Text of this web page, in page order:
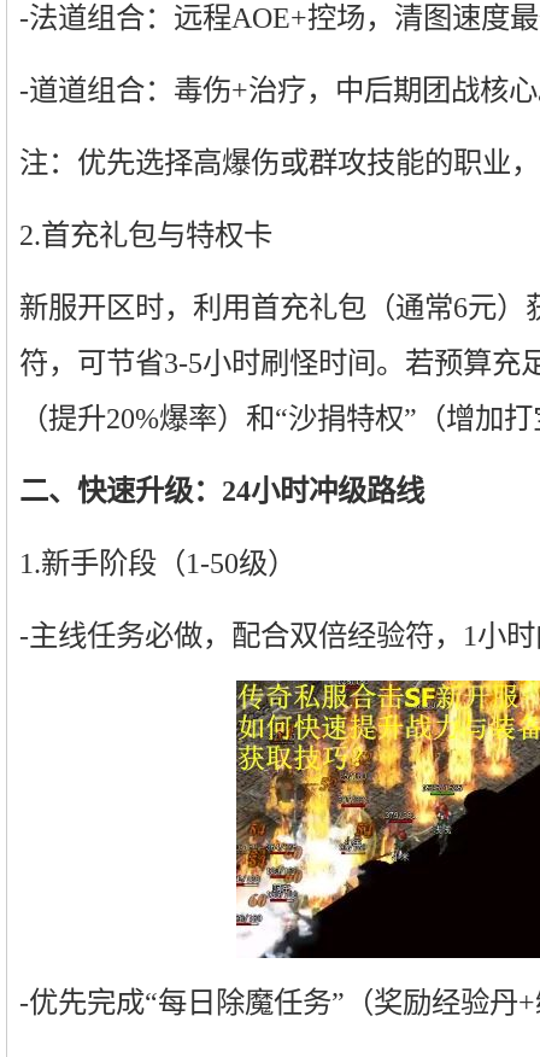
-法道组合：远程AOE+控场，清图速度
-道道组合：毒伤+治疗，中后期团战核
注：优先选择高爆伤或群攻技能的职业
2.首充礼包与特权卡
新服开区时，利用首充礼包（通常6元）
符，可节省3-5小时刷怪时间。若预算充
（提升20%爆率）和“沙捐特权”（增加
二、快速升级：24小时冲级路线
1.新手阶段（1-50级）
-主线任务必做，配合双倍经验符，1小
-优先完成“每日除魔任务”（奖励经验丹